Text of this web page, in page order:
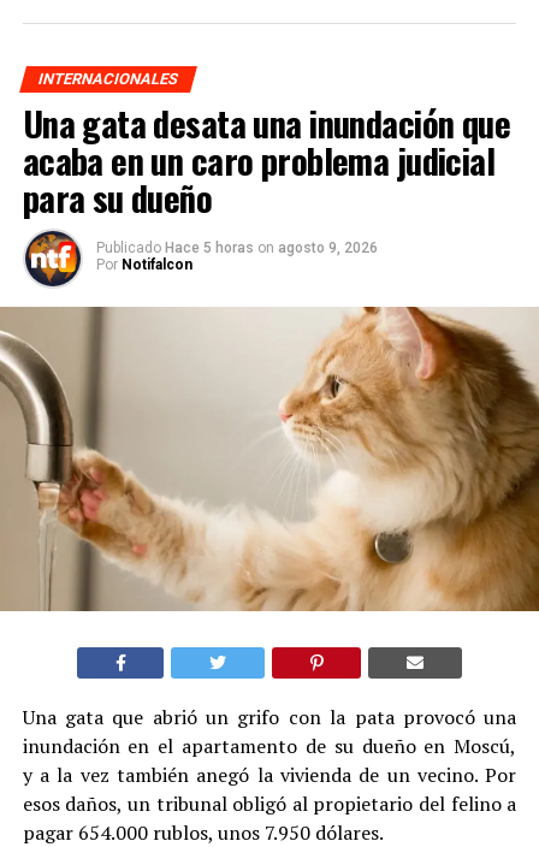
INTERNACIONALES
Una gata desata una inundación que
acaba en un caro problema judicial
para su dueño
Publicado Hace 5 horas on agosto 9, 2026
Por Notifalcon
Una gata que abrió un grifo con la pata provocó una
inundación en el apartamento de su dueño en Moscú,
y a la vez también anegó la vivienda de un vecino. Por
esos daños, un tribunal obligó al propietario del felino a
pagar 654.000 rublos, unos 7.950 dólares.